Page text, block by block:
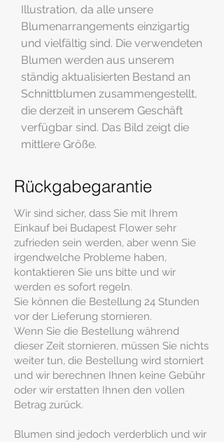
Illustration, da alle unsere
Blumenarrangements einzigartig
und vielfältig sind. Die verwendeten
Blumen werden aus unserem
ständig aktualisierten Bestand an
Schnittblumen zusammengestellt,
die derzeit in unserem Geschäft
verfügbar sind. Das Bild zeigt die
mittlere Größe.
Rückgabegarantie
Wir sind sicher, dass Sie mit Ihrem
Einkauf bei Budapest Flower sehr
zufrieden sein werden, aber wenn Sie
irgendwelche Probleme haben,
kontaktieren Sie uns bitte und wir
werden es sofort regeln.
Sie können die Bestellung 24 Stunden
vor der Lieferung stornieren.
Wenn Sie die Bestellung während
dieser Zeit stornieren, müssen Sie nichts
weiter tun, die Bestellung wird storniert
und wir berechnen Ihnen keine Gebühr
oder wir erstatten Ihnen den vollen
Betrag zurück.
Blumen sind jedoch verderblich und wir